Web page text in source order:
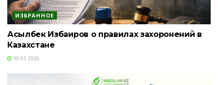
ИЗБРАННОЕ
Асылбек Избаиров о правилах захоронений в
Казахстане
30.03.2026